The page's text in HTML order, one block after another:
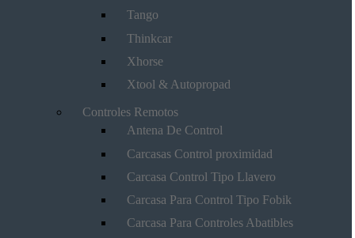
Tango
Thinkcar
Xhorse
Xtool & Autopropad
Controles Remotos
Antena De Control
Carcasas Control proximidad
Carcasa Control Tipo Llavero
Carcasa Para Control Tipo Fobik
Carcasa Para Controles Abatibles